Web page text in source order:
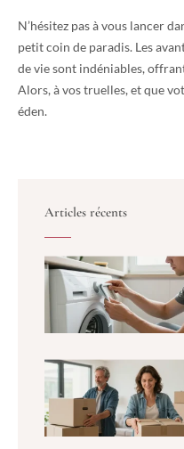
N’hésitez pas à vous lancer
petit coin de paradis. Les
de vie sont indéniables,
Alors, à vos truelles, et que
éden.
Articles récents